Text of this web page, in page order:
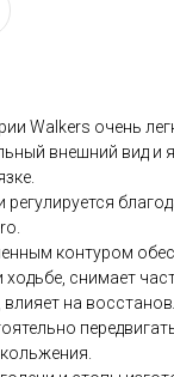
Walkers очень
внешний вид и
регулируется
контуром
снимает
на